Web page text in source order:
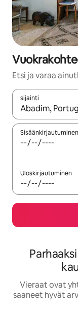
Etsi ja varaa
sijainti
Kun tulokset
Sisäänkirjautuminen
Uloskirjautuminen
Vieraat ovat
saaneet hyvät